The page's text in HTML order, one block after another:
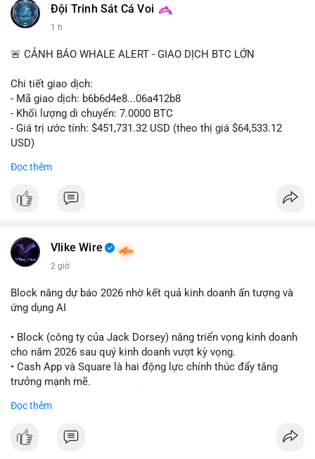
#binancesquare #cryptonews #digitalassetmarketclarityact
#regulation
$btc $eth
#vlikevn #titanbot
📰 Nguồn: CoinDesk
Đội Trinh Sát Cá Voi
1 h
🚨 CẢNH BÁO WHALE ALERT - GIAO DỊCH BTC LỚN
Chi tiết giao dịch:
- Mã giao dịch: b6b6d4e8...06a412b8
- Khối lượng di chuyển: 7.0000 BTC
- Giá trị ước tính: $451,731.32 USD (theo thị giá $64,533.12
USD)
Cá voi chuyển 7 BTC trị giá hơn 451 nghìn USD từ một địa chỉ
tiếp lên thị trường. Với mức giá hiện tại, động thái này thiên về
khả năng tái phân bổ danh mục đầu tư hoặc chuẩn bị thanh
hưởng nhẹ, nhưng không đủ để gây biến động mạnh.
Theo dõi thêm các giao dịch lớn liên tiếp trong 24 giờ tới. Nếu
xuất hiện chuỗi chuyển tiền lên sàn, cần thận trọng trước nguy
cơ điều chỉnh. Tránh hành động theo cảm xúc khi chưa xác
nhận đầy đủ dòng tiền.
#7btc #chuyenvilanh
Đọc thêm
Vlike Wire
2 giờ
Block nâng dự báo 2026 nhờ kết quả kinh doanh ấn tượng và
ứng dụng AI
• Block (công ty của Jack Dorsey) nâng triển vọng kinh doanh
cho năm 2026 sau quý kinh doanh vượt kỳ vọng.
• Cash App và Square là hai động lực chính thúc đẩy tăng
trưởng mạnh mẽ.
quy trình phát triển phần mềm.
#block #fintech
Đọc thêm